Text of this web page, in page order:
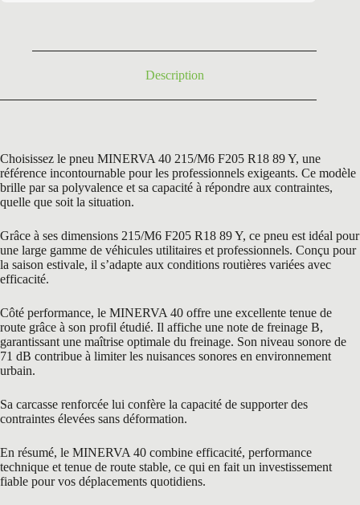
Description
Choisissez le pneu MINERVA 40 215/M6 F205 R18 89 Y, une
référence incontournable pour les professionnels exigeants. Ce modèle
brille par sa polyvalence et sa capacité à répondre aux contraintes,
quelle que soit la situation.
Grâce à ses dimensions 215/M6 F205 R18 89 Y, ce pneu est idéal pour
une large gamme de véhicules utilitaires et professionnels. Conçu pour
la saison estivale, il s’adapte aux conditions routières variées avec
efficacité.
Côté performance, le MINERVA 40 offre une excellente tenue de
route grâce à son profil étudié. Il affiche une note de freinage B,
garantissant une maîtrise optimale du freinage. Son niveau sonore de
71 dB contribue à limiter les nuisances sonores en environnement
urbain.
Sa carcasse renforcée lui confère la capacité de supporter des
contraintes élevées sans déformation.
En résumé, le MINERVA 40 combine efficacité, performance
technique et tenue de route stable, ce qui en fait un investissement
fiable pour vos déplacements quotidiens.